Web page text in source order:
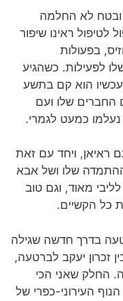
ובטח לא החלמה
ראינו שיפור
בפעולות
שלו לפעילות. כשהגיע
יום עד 11 בבוקר, ועכשיו הוא קם בתשע
החברים שלו ועם
כמעט לגמרי.
ראיאן, ויחד עם זאת
שלו ושל אבא
מאוד, וגם טוב
כל הקשיים.
בדרך חדשה שגילה
זכרון יעקב לברטעה,
החלק שאני הכי
העירוני-כפרי של